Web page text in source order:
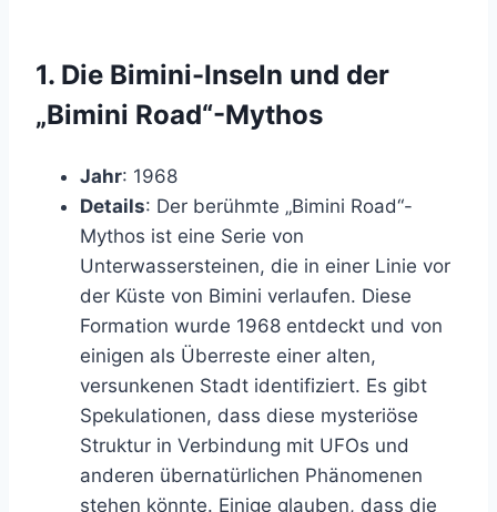
1. Die Bimini-Inseln und der
„Bimini Road“-Mythos
Jahr: 1968
Details: Der berühmte „Bimini Road“-
Mythos ist eine Serie von
Unterwassersteinen, die in einer Linie vor
der Küste von Bimini verlaufen. Diese
Formation wurde 1968 entdeckt und von
einigen als Überreste einer alten,
versunkenen Stadt identifiziert. Es gibt
Spekulationen, dass diese mysteriöse
Struktur in Verbindung mit UFOs und
anderen übernatürlichen Phänomenen
stehen könnte. Einige glauben, dass die